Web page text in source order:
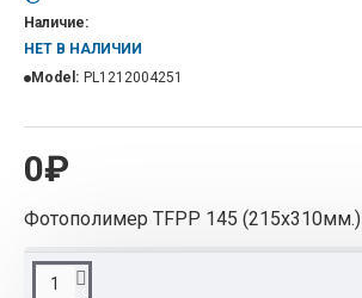
0₽
Наличие:
НЕТ В НАЛИЧИИ
Model: PL1212004251
Фотополимер TFPP 145 (215х310мм.)
ОПИСАНИЕ